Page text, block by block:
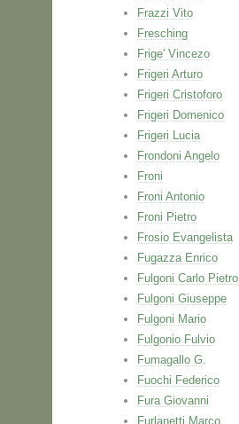
Frazzi Vito
Fresching
Frige' Vincezo
Frigeri Arturo
Frigeri Cristoforo
Frigeri Domenico
Frigeri Lucia
Frondoni Angelo
Froni
Froni Antonio
Froni Pietro
Frosio Evangelista
Fugazza Enrico
Fulgoni Carlo Pietro
Fulgoni Giuseppe
Fulgoni Mario
Fulgonio Fulvio
Fumagallo G.
Fuochi Federico
Fura Giovanni
Furlanetti Marco